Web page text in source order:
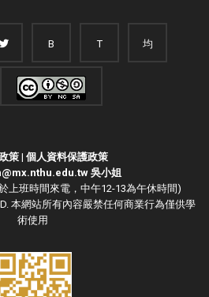
B T 均
策| 個人資料保護政策
吳小姐
上班時間來電，中午12-13為午休時間)
本網站所有內容嚴禁任何商業行為僅供學
術使用